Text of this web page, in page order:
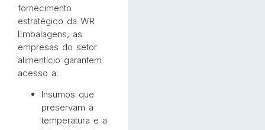
fornecimento
estratégico da WR
Embalagens, as
empresas do setor
alimentício garantem
acesso a:
Insumos que
preservam a
temperatura e a